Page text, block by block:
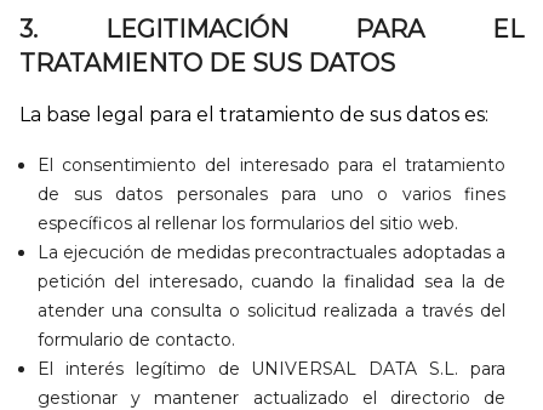
3. LEGITIMACIÓN PARA EL
TRATAMIENTO DE SUS DATOS
La base legal para el tratamiento de sus datos es:
El consentimiento del interesado para el tratamiento
de sus datos personales para uno o varios fines
específicos al rellenar los formularios del sitio web.
La ejecución de medidas precontractuales adoptadas a
petición del interesado, cuando la finalidad sea la de
atender una consulta o solicitud realizada a través del
formulario de contacto.
El interés legítimo de UNIVERSAL DATA S.L. para
gestionar y mantener actualizado el directorio de